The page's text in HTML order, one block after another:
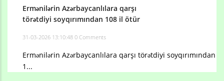
Ermənilərin Azərbaycanlılara qarşı
törətdiyi soyqırımından 108 il ötür
31-03-2026 13:10:48 0 Comments
Ermənilərin Azərbaycanlılara qarşı törətdiyi soyqırımından
1...